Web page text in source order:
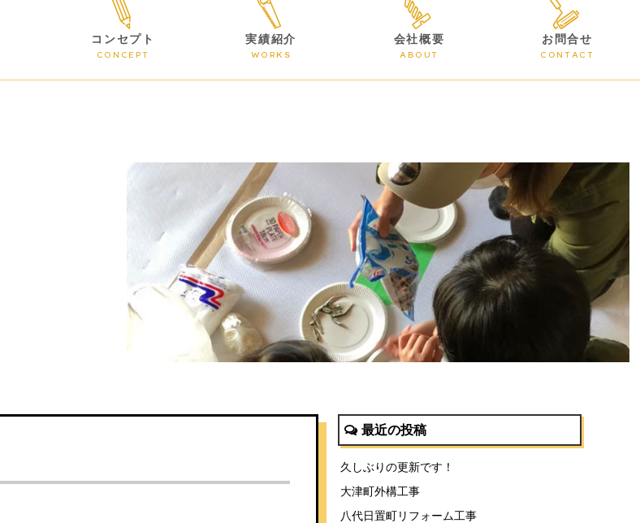
コンセプト
CONCEPT
実績紹介
WORKS
会社概要
ABOUT
お問合せ
CONTACT
最近の投稿
久しぶりの更新です！
大津町外構工事
八代日置町リフォーム工事